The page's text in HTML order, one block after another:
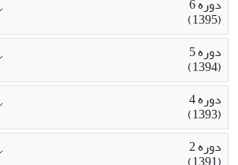
دوره 6
(1395)
دوره 5
(1394)
دوره 4
(1393)
دوره 2